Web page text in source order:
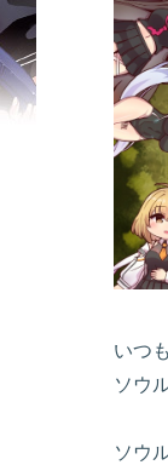
いつ
ソウ
ソウ